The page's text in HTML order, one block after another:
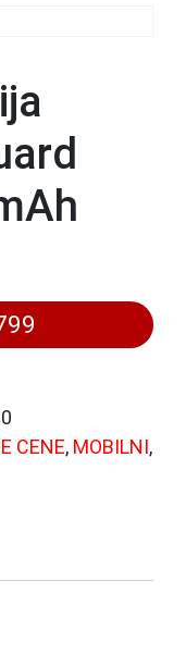
CENE, MOBILNI,